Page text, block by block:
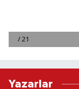
Yazarlar